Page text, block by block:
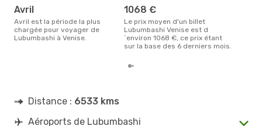
avril
avril est la période la plus
chargée pour voyager de
Lubumbashi à Venise.
1068 €
Le prix moyen d'un billet
Lubumbashi Venise est d
´environ 1068 €, ce prix étant
sur la base des 6 derniers mois.
Distance : 6533 kms
Aéroports de Lubumbashi